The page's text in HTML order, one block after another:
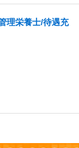
理栄養士/待遇充